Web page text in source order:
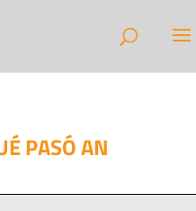
PASÓ AN